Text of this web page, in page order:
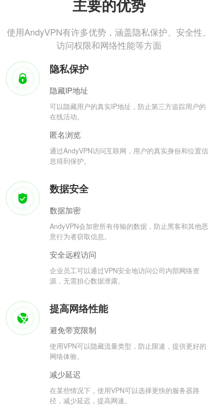
主要的优势
使用AndyVPN有许多优势，涵盖隐私保护、安全性、
访问权限和网络性能等方面
隐私保护
隐藏IP地址
可以隐藏用户的真实IP地址，防止第三方追踪用户的
在线活动。
匿名浏览
通过AndyVPN访问互联网，用户的真实身份和位置信
息得到保护。
数据安全
数据加密
AndyVPN会加密所有传输的数据，防止黑客和其他恶
意行为者窃取信息。
安全远程访问
企业员工可以通过VPN安全地访问公司内部网络资
源，无需担心数据泄露。
提高网络性能
避免带宽限制
使用VPN可以隐藏流量类型，防止限速，提供更好的
网络体验。
减少延迟
在某些情况下，使用VPN可以选择更快的服务器路
径，减少延迟，提高网速。